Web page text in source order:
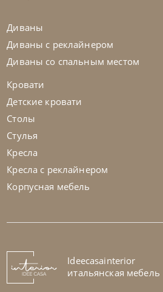
Диван Megan
На заказ 45-90 дн
Диваны
Диваны с реклайнером
Диваны со спальным местом
Кровати
Детские кровати
Столы
Стулья
Кресла
Кресла с реклайнером
Корпусная мебель
Ideecasainterior
итальянская мебель